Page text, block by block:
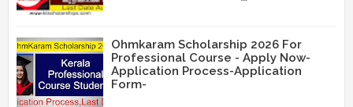
Ohmkaram Scholarship 2026 For
Professional Course - Apply Now-
Application Process-Application
Form-